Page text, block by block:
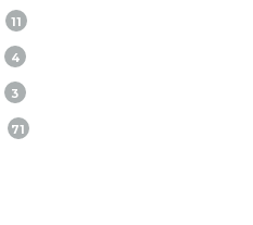
11
4
3
71